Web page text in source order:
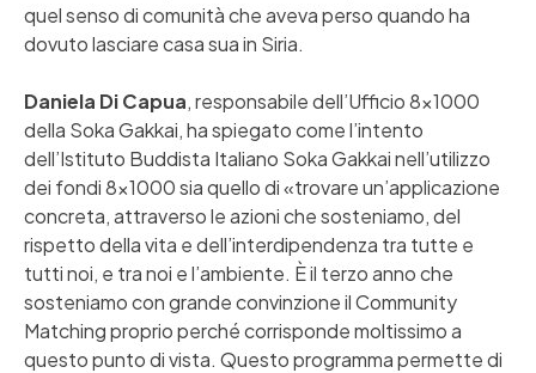
quel senso di comunità che aveva perso quando ha
dovuto lasciare casa sua in Siria.
Daniela Di Capua, responsabile dell’Ufficio 8×1000
della Soka Gakkai, ha spiegato come l’intento
dell’Istituto Buddista Italiano Soka Gakkai nell’utilizzo
dei fondi 8×1000 sia quello di «trovare un’applicazione
concreta, attraverso le azioni che sosteniamo, del
rispetto della vita e dell’interdipendenza tra tutte e
tutti noi, e tra noi e l’ambiente. È il terzo anno che
sosteniamo con grande convinzione il Community
Matching proprio perché corrisponde moltissimo a
questo punto di vista. Questo programma permette di